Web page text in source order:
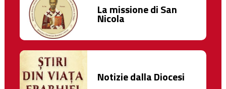
La missione di San
Nicola
Notizie dalla Diocesi